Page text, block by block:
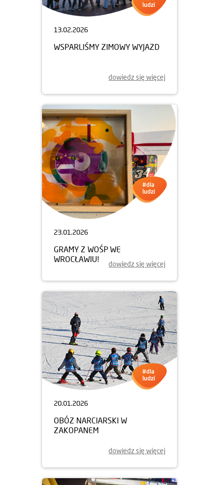
13.02.2026
WSPARLIŚMY ZIMOWY WYJAZD
dowiedz się więcej
23.01.2026
GRAMY Z WOŚP WE
WROCŁAWIU!
dowiedz się więcej
20.01.2026
OBÓZ NARCIARSKI W
ZAKOPANEM
dowiedz się więcej